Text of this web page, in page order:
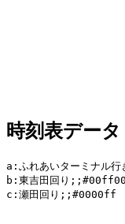
時刻表デー
a:ふれあいターミナル
b:東吉田回り;;#00ff00
c:瀬田回り;;#0000ff